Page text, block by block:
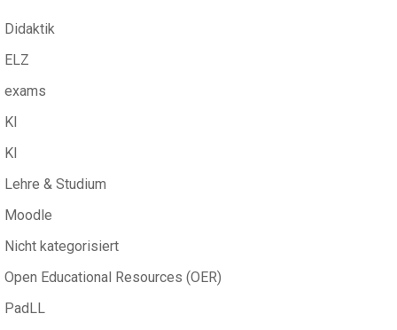
Didaktik
ELZ
exams
KI
KI
Lehre & Studium
Moodle
Nicht kategorisiert
Open Educational Resources (OER)
PadLL